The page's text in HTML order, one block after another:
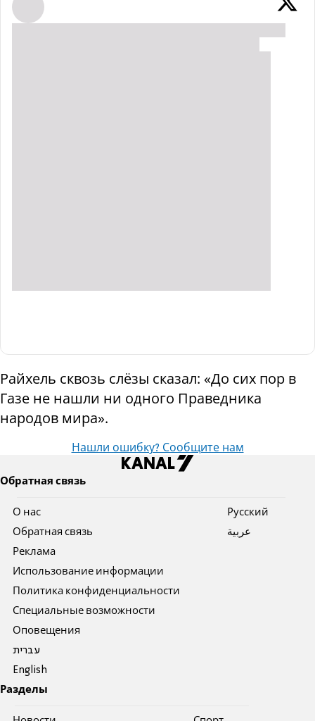
Райхель сквозь слёзы сказал: «До сих пор в
Газе не нашли ни одного Праведника
народов мира».
Нашли ошибку? Сообщите нам
Обратная связь
О нас
Обратная связь
Реклама
Использование информации
Политика конфиденциальности
Специальные возможности
Оповещения
עברית
English
Pусский
عربية
Разделы